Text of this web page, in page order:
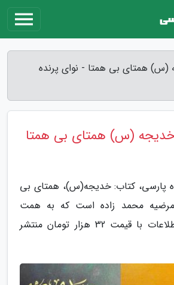
(س) همتای بی همتا - نوای پرنده
(س) همتای بی همتا
پارسی، کتاب: خدیجه(س)، همتای بی
مرضیه محمد زاده است که به همت
انتشارات روزنامه اطلاعات با قیمت 32 هزار تومان منتشر